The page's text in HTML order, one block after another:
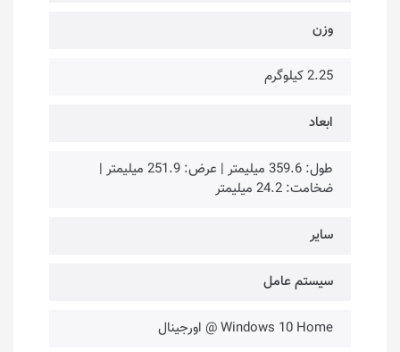
وزن
2.25 کیلوگرم
ابعاد
طول: 359.6 میلیمتر | عرض: 251.9 میلیمتر |
ضخامت: 24.2 میلیمتر
سایر
سیستم عامل
Windows 10 Home @ اورجینال